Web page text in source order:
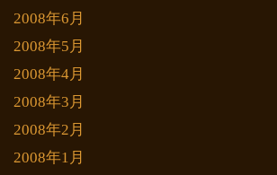
2008年6月
2008年5月
2008年4月
2008年3月
2008年2月
2008年1月